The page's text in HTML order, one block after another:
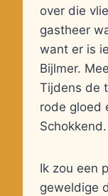
over die
gastheer
want er is
Bijlmer.
Tijdens de
rode gloed
Schokkend.
Ik zou een
geweldige